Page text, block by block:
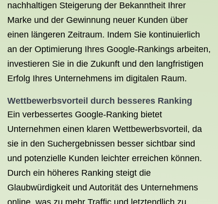
nachhaltigen Steigerung der Bekanntheit Ihrer
Marke und der Gewinnung neuer Kunden über
einen längeren Zeitraum. Indem Sie kontinuierlich
an der Optimierung Ihres Google-Rankings arbeiten,
investieren Sie in die Zukunft und den langfristigen
Erfolg Ihres Unternehmens im digitalen Raum.
Wettbewerbsvorteil durch besseres Ranking
Ein verbessertes Google-Ranking bietet
Unternehmen einen klaren Wettbewerbsvorteil, da
sie in den Suchergebnissen besser sichtbar sind
und potenzielle Kunden leichter erreichen können.
Durch ein höheres Ranking steigt die
Glaubwürdigkeit und Autorität des Unternehmens
online, was zu mehr Traffic und letztendlich zu